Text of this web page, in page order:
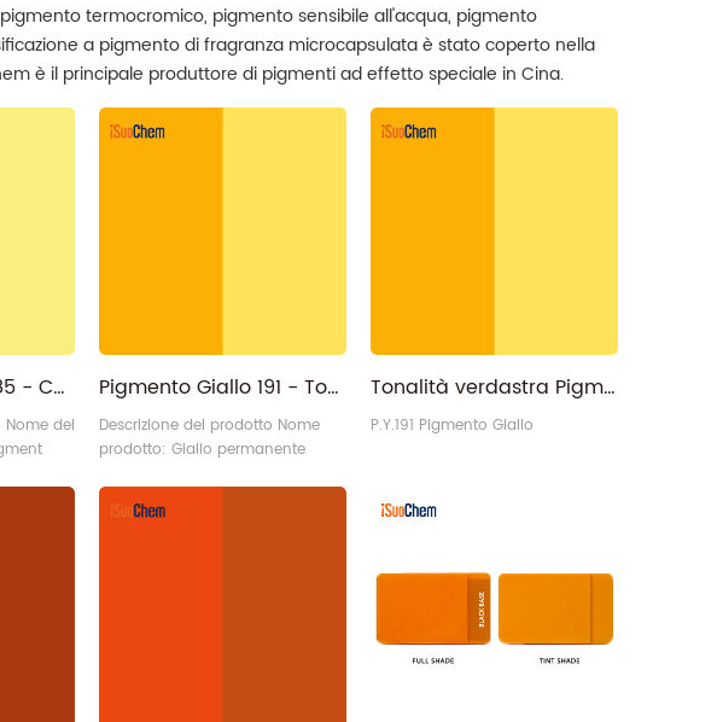
termocromico, pigmento sensibile all'acqua, pigmento
a pigmento di fragranza microcapsulata è stato coperto nella
è il principale produttore di pigmenti ad effetto speciale in Cina.
Pigmento Giallo 185 - Cas 76199-85-4 Isoindoline Yellow PY185 Produttore
Nome del
C.I N.:
Pigmento Giallo 191 - Tonalità rossa AZO Giallo HGR
Descrizione del prodotto Nome
prodotto: Giallo permanente
organico - Pigmento giallo
Struttura chimica: Monoazo C.I N.:
Tonalità verdastra Pigmento organico non trasparente Giallo PY191
P.Y.191 Pigmento Giallo